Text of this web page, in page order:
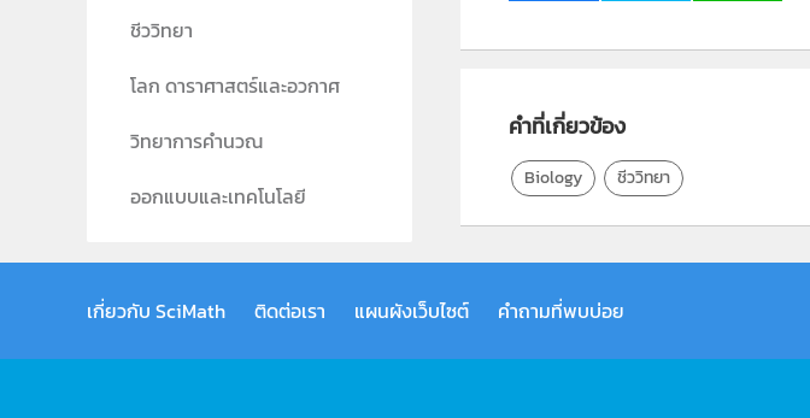
คำที่เกี่ยวข้อง
Biology ชีววิทยา
ชีววิทยา
โลก ดาราศาสตร์และอวกาศ
วิทยาการคำนวณ
ออกแบบและเทคโนโลยี
เกี่ยวกับ SciMath ติดต่อเรา แผนผังเว็บไซต์ คำถามที่พบบ่อย